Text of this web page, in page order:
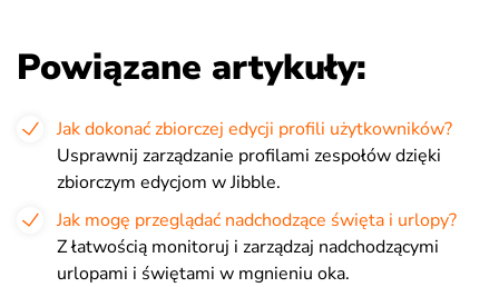
Powiązane artykuły:
Jak dokonać zbiorczej edycji profili użytkowników?
Usprawnij zarządzanie profilami zespołów dzięki
zbiorczym edycjom w Jibble.
Jak mogę przeglądać nadchodzące święta i urlopy?
Z łatwością monitoruj i zarządzaj nadchodzącymi
urlopami i świętami w mgnieniu oka.